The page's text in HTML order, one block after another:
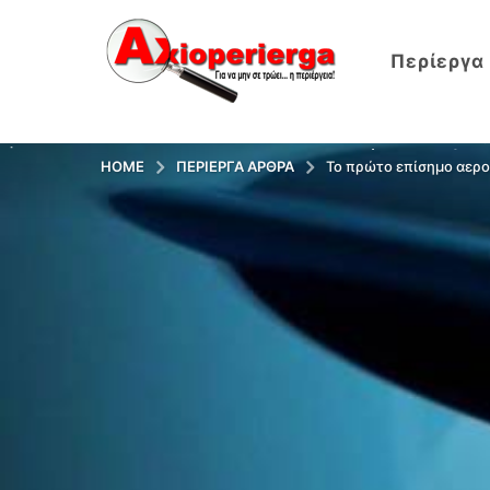
Περίεργα
HOME ΠΕΡΊΕΡΓΑ ΆΡΘΡΑ Το πρώτο επίσημο